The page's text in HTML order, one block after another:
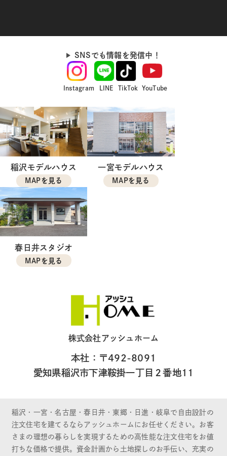
SNSでも情報を発信中！
Instagram LINE TikTok YouTube
稲沢モデルハウス
MAPを見る
一宮モデルハウス
MAPを見る
春日井スタジオ
MAPを見る
株式会社アッシュホーム
本社：〒492-8091
愛知県稲沢市下津鞍掛一丁目２番地11
稲沢・一宮・名古屋・春日井・東郷・日進・岐阜で自由設計の
注文住宅を建てるならアッシュホームにお任せください。お客
さまの理想の暮らしを実現するための高性能な注文住宅をお値
打ちな価格で提供。資金計画から土地探しのお手伝い、充実の